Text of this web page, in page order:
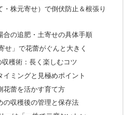
・株元寄せ）で倒伏防止＆根張り
合の追肥・土寄せの具体手順
せ」で花蕾がぐんと大きく
穫術：長く楽しむコツ
イミングと見極めポイント
花蕾を活かす育て方
の収穫後の管理と保存法